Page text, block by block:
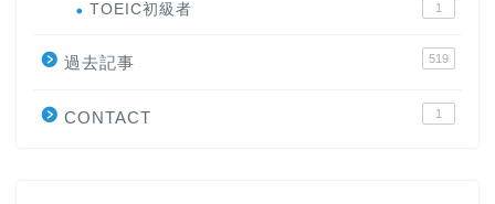
TOEIC初級者 1
過去記事 519
CONTACT 1